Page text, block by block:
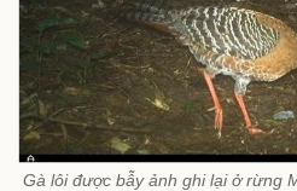
Gà lôi được bẫy ảnh ghi lại ở rừng